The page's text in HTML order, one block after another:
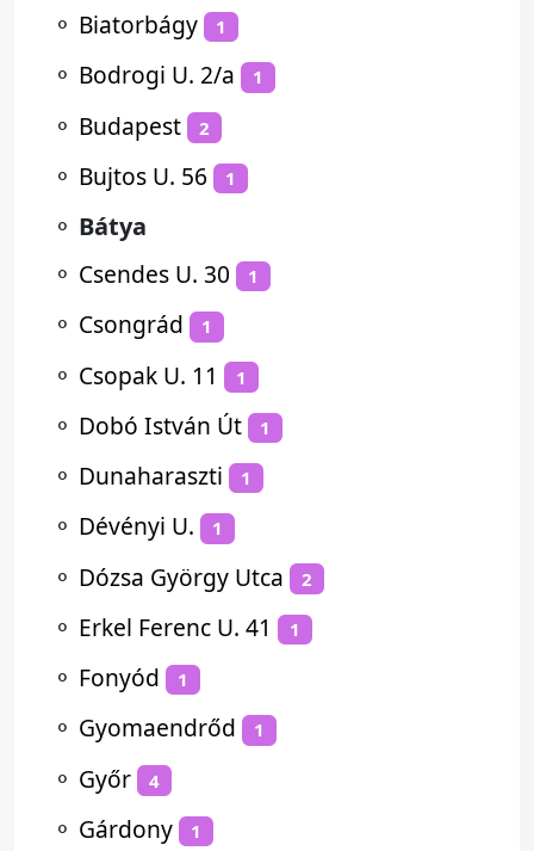
⚬ Biatorbágy 1
⚬ Bodrogi U. 2/a 1
⚬ Budapest 2
⚬ Bujtos U. 56 1
⚬ Bátya
⚬ Csendes U. 30 1
⚬ Csongrád 1
⚬ Csopak U. 11 1
⚬ Dobó István Út 1
⚬ Dunaharaszti 1
⚬ Dévényi U. 1
⚬ Dózsa György Utca 2
⚬ Erkel Ferenc U. 41 1
⚬ Fonyód 1
⚬ Gyomaendrőd 1
⚬ Győr 4
⚬ Gárdony 1